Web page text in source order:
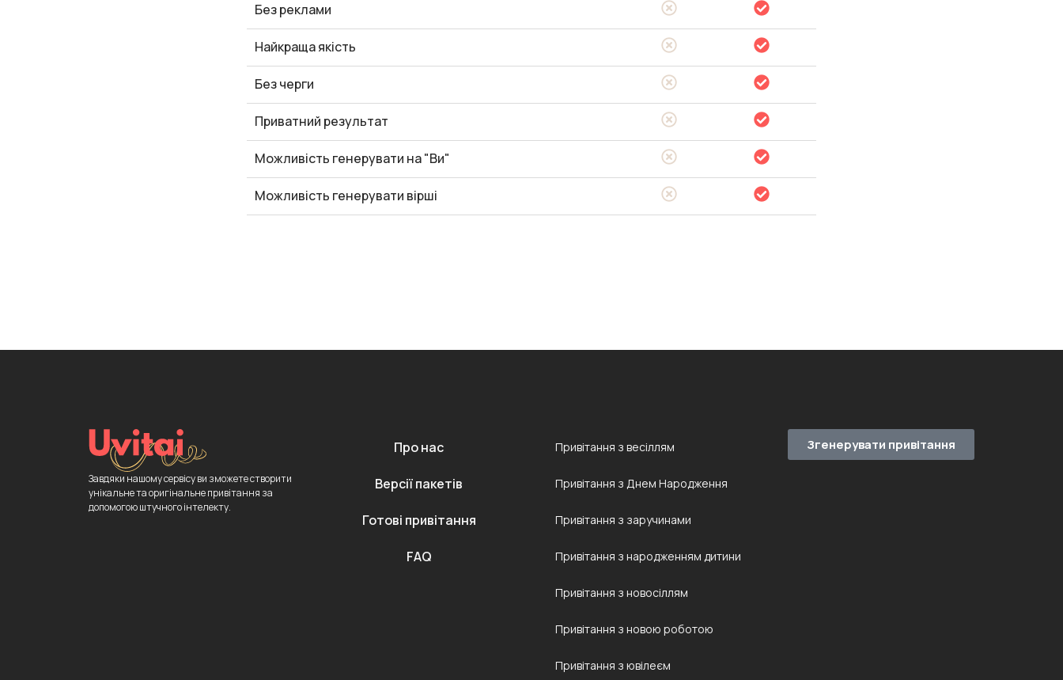
Без реклами
Найкраща якість
Без черги
Приватний результат
Можливість генерувати на "Ви"
Можливість генерувати вірші
Завдяки нашому сервісу ви зможете створити
унікальне та оригінальне привітання за
допомогою штучного інтелекту.
Про нас
Версії пакетів
Готові привітання
FAQ
Привітання з весіллям
Привітання з Днем Народження
Привітання з заручинами
Привітання з народженням дитини
Привітання з новосіллям
Привітання з новою роботою
Привітання з ювілеєм
Згенерувати привітання